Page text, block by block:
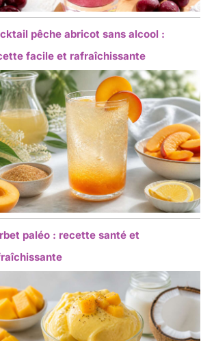
pêche abricot sans alcool :
facile et rafraîchissante
paléo : recette santé et